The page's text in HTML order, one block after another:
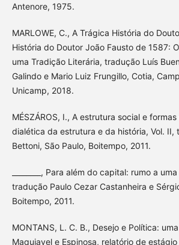
Antenore, 1975.
MARLOWE, C., A Trágica História do
História do Doutor João Fausto de 1587:
uma Tradição Literária, tradução Luís
Galindo e Mario Luiz Frungillo, Cotia,
Unicamp, 2018.
MÉSZÁROS, I., A estrutura social e
dialética da estrutura e da história, Vol. II,
Bettoni, São Paulo, Boitempo, 2011.
________, Para além do capital: rumo a
tradução Paulo Cezar Castanheira e
Boitempo, 2011.
MONTANS, L. C. B., Desejo e Política:
Maquiavel e Espinosa, relatório de